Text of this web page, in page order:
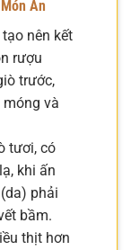
Ăn
nên kết
rượu
trước,
móng và
tươi, có
khi ấn
phải
bầm.
thịt hơn